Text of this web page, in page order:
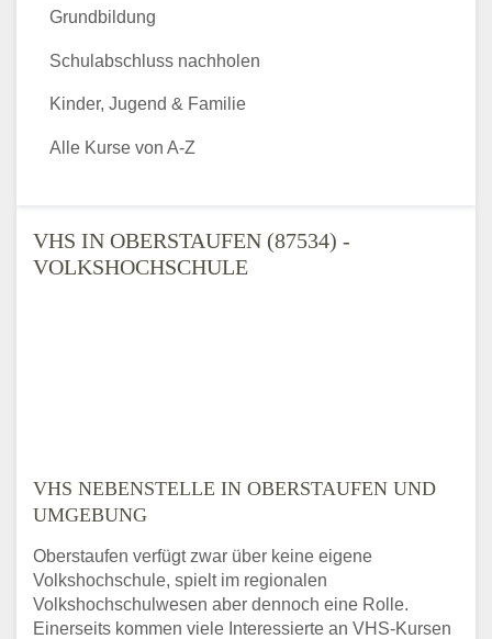
VHS IN OBERSTAUFEN (87534) -
VOLKSHOCHSCHULE
VHS NEBENSTELLE IN OBERSTAUFEN UND
UMGEBUNG
Oberstaufen verfügt zwar über keine eigene
Volkshochschule, spielt im regionalen
Volkshochschulwesen aber dennoch eine Rolle.
Einerseits kommen viele Interessierte an VHS-Kursen
Grundbildung
Schulabschluss nachholen
Kinder, Jugend & Familie
Alle Kurse von A-Z